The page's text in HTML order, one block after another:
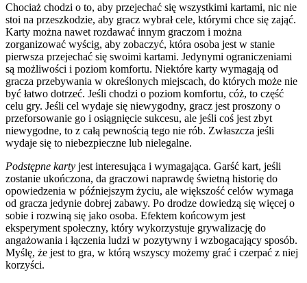
Chociaż chodzi o to, aby przejechać się wszystkimi kartami, nic nie
stoi na przeszkodzie, aby gracz wybrał cele, którymi chce się zająć.
Karty można nawet rozdawać innym graczom i można
zorganizować wyścig, aby zobaczyć, która osoba jest w stanie
pierwsza przejechać się swoimi kartami. Jedynymi ograniczeniami
są możliwości i poziom komfortu. Niektóre karty wymagają od
gracza przebywania w określonych miejscach, do których może nie
być łatwo dotrzeć. Jeśli chodzi o poziom komfortu, cóż, to część
celu gry. Jeśli cel wydaje się niewygodny, gracz jest proszony o
przeforsowanie go i osiągnięcie sukcesu, ale jeśli coś jest zbyt
niewygodne, to z całą pewnością tego nie rób. Zwłaszcza jeśli
wydaje się to niebezpieczne lub nielegalne.
Podstępne karty jest interesująca i wymagająca. Garść kart, jeśli
zostanie ukończona, da graczowi naprawdę świetną historię do
opowiedzenia w późniejszym życiu, ale większość celów wymaga
od gracza jedynie dobrej zabawy. Po drodze dowiedzą się więcej o
sobie i rozwiną się jako osoba. Efektem końcowym jest
eksperyment społeczny, który wykorzystuje grywalizację do
angażowania i łączenia ludzi w pozytywny i wzbogacający sposób.
Myślę, że jest to gra, w którą wszyscy możemy grać i czerpać z niej
korzyści.